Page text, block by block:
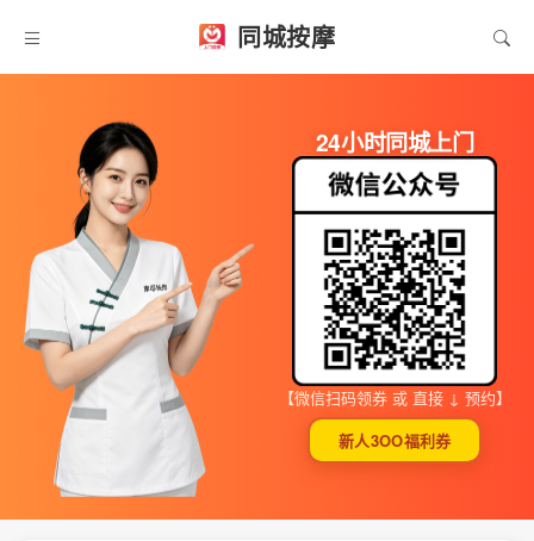
同城按摩
24小时同城上门
【微信扫码领券 或 直接 ↓ 预约】
新人3OO福利券